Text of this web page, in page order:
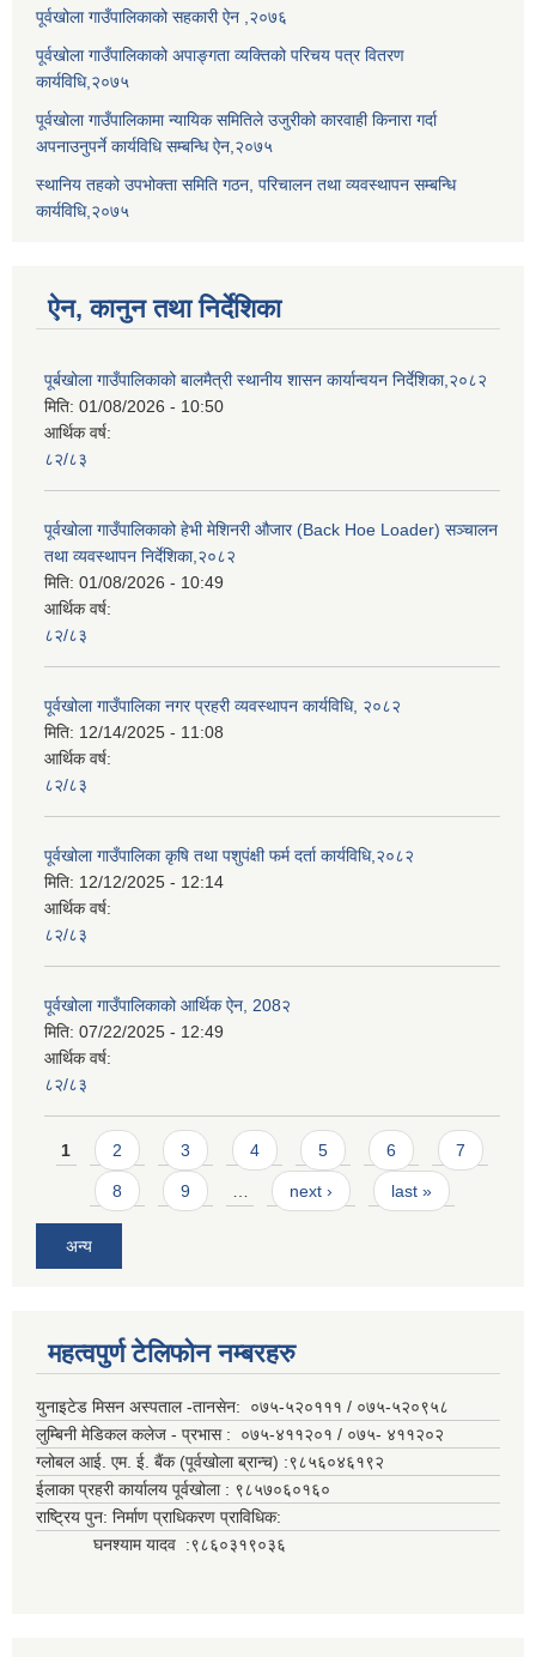
पूर्वखोला गाउँपालिकाको सहकारी ऐन ,२०७६
पूर्वखोला गाउँपालिकाको अपाङ्गता व्यक्तिको परिचय पत्र वितरण
कार्यविधि,२०७५
पूर्वखोला गाउँपालिकामा न्यायिक समितिले उजुरीको कारवाही किनारा गर्दा
अपनाउनुपर्ने कार्यविधि सम्बन्धि ऐन,२०७५
स्थानिय तहको उपभोक्ता समिति गठन, परिचालन तथा व्यवस्थापन सम्बन्धि
कार्यविधि,२०७५
ऐन, कानुन तथा निर्देशिका
पूर्बखोला गाउँपालिकाको बालमैत्री स्थानीय शासन कार्यान्वयन निर्देशिका,२०८२
मिति: 01/08/2026 - 10:50
आर्थिक वर्ष:
८२/८३
पूर्वखोला गाउँपालिकाको हेभी मेशिनरी औजार (Back Hoe Loader) सञ्चालन
तथा व्यवस्थापन निर्देशिका,२०८२
मिति: 01/08/2026 - 10:49
आर्थिक वर्ष:
८२/८३
पूर्वखोला गाउँपालिका नगर प्रहरी व्यवस्थापन कार्यविधि, २०८२
मिति: 12/14/2025 - 11:08
आर्थिक वर्ष:
८२/८३
पूर्वखोला गाउँपालिका कृषि तथा पशुपंक्षी फर्म दर्ता कार्यविधि,२०८२
मिति: 12/12/2025 - 12:14
आर्थिक वर्ष:
८२/८३
पूर्वखोला गाउँपालिकाको आर्थिक ऐन, 208२
मिति: 07/22/2025 - 12:49
आर्थिक वर्ष:
८२/८३
Pages
1 2 3 4 5 6 7
8 9 next › last »
अन्य
महत्वपुर्ण टेलिफोन नम्बरहरु
युनाइटेड मिसन अस्पताल -तानसेन: ०७५-५२०१११ / ०७५-५२०९५८
लुम्बिनी मेडिकल कलेज - प्रभास : ०७५-४११२०१ / ०७५- ४११२०२
ग्लोबल आई. एम. ई. बैंक (पूर्वखोला ब्रान्च) :९८५६०४६१९२
ईलाका प्रहरी कार्यालय पूर्वखोला : ९८५७०६०१६०
राष्ट्रिय पुन: निर्माण प्राधिकरण प्राविधिक:
घनश्याम यादव :९८६०३१९०३६